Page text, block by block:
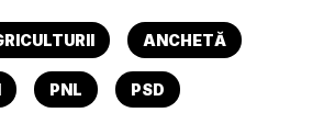
ANCHETĂ
PNL PSD